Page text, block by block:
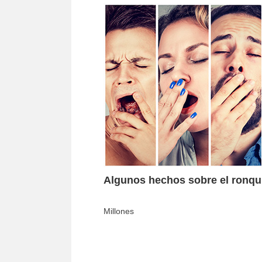
Algunos hechos sobre el
Millones